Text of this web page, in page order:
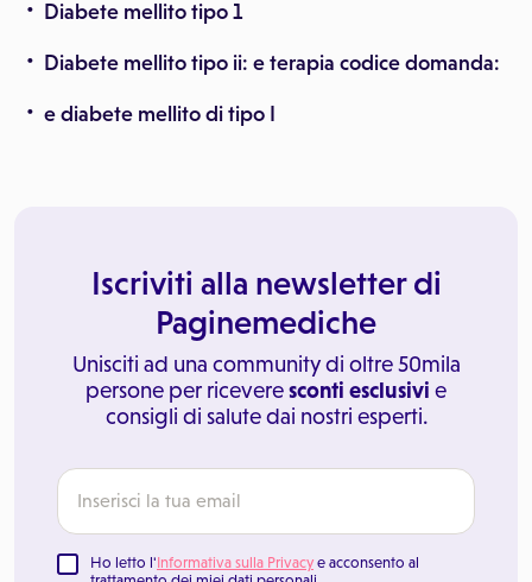
Diabete mellito tipo 1
Diabete mellito tipo ii: e terapia codice domanda:
e diabete mellito di tipo I
Iscriviti alla newsletter di
Paginemediche
Unisciti ad una community di oltre 50mila
persone per riceveresconti esclusivi e
consigli di salute dai nostri esperti.
Ho letto l'Informativa sulla Privacy e acconsento al